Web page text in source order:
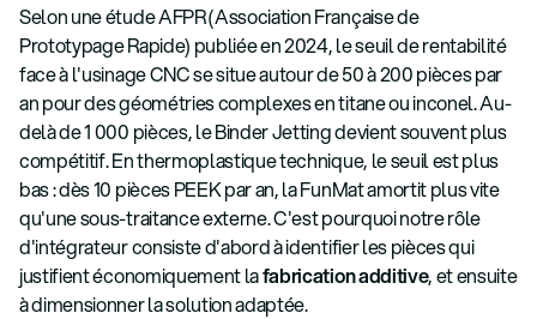
Selon une étude AFPR (Association Française de
Prototypage Rapide) publiée en 2024, le seuil de rentabilité
face à l'usinage CNC se situe autour de 50 à 200 pièces par
an pour des géométries complexes en titane ou inconel. Au-
delà de 1 000 pièces, le Binder Jetting devient souvent plus
compétitif. En thermoplastique technique, le seuil est plus
bas : dès 10 pièces PEEK par an, la FunMat amortit plus vite
qu'une sous-traitance externe. C'est pourquoi notre rôle
d'intégrateur consiste d'abord à identifier les pièces qui
justifient économiquement lafabrication additive, et ensuite
à dimensionner la solution adaptée.